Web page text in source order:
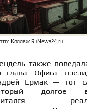
Коллаж RuNews24.ru
также
глава Офиса
Ермак — тот
долгое